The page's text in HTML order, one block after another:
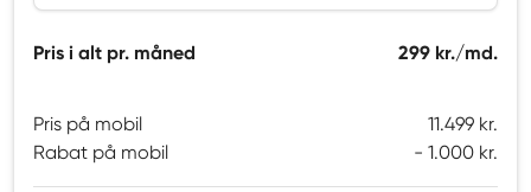
Pris i alt pr. måned 299 kr./md.
Pris på mobil
11.499 kr.
Rabat på mobil
1.000 kr.